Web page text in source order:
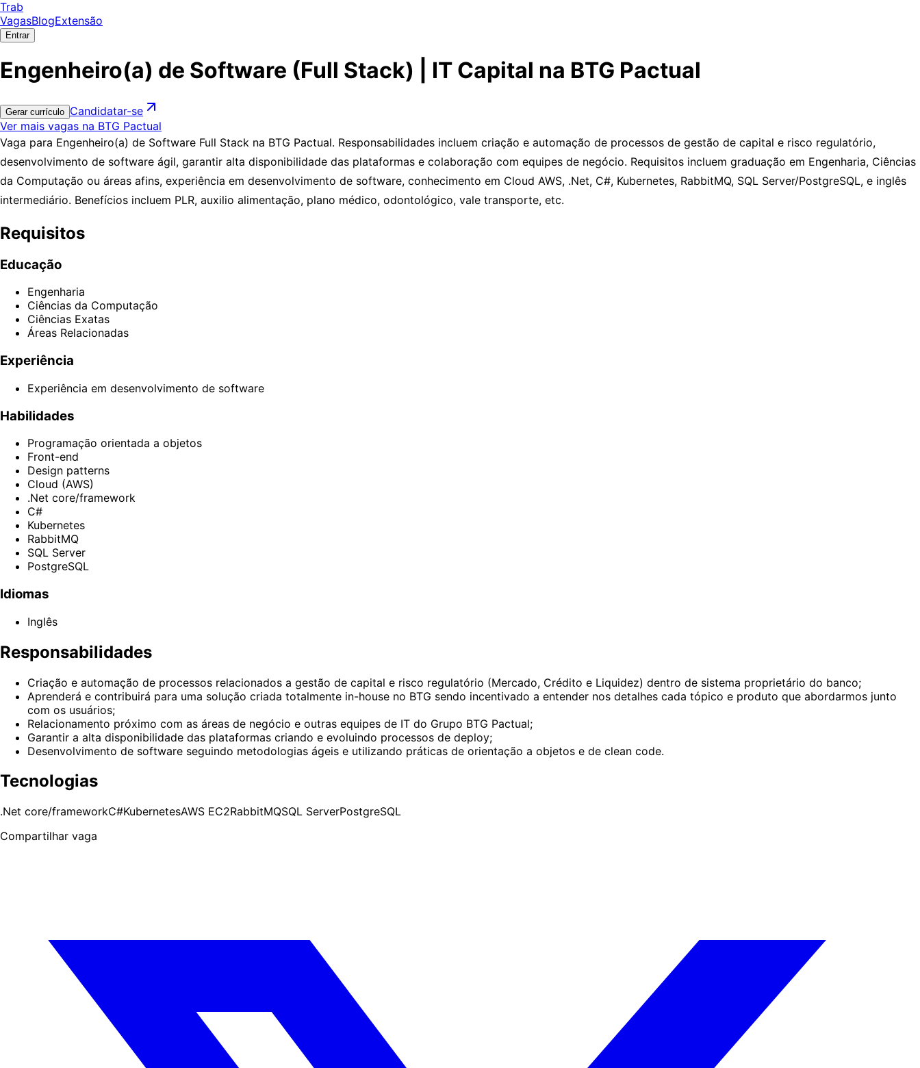
Trab
VagasBlogExtensão
Entrar
Engenheiro(a) de Software (Full Stack) | IT Capital na BTG Pactual
Gerar currículo Candidatar-se
Ver mais vagas na BTG Pactual
Vaga para Engenheiro(a) de Software Full Stack na BTG Pactual. Responsabilidades incluem criação e automação de processos de gestão de capital e risco regulatório,
desenvolvimento de software ágil, garantir alta disponibilidade das plataformas e colaboração com equipes de negócio. Requisitos incluem graduação em Engenharia, Ciências
da Computação ou áreas afins, experiência em desenvolvimento de software, conhecimento em Cloud AWS, .Net, C#, Kubernetes, RabbitMQ, SQL Server/PostgreSQL, e inglês
intermediário. Benefícios incluem PLR, auxilio alimentação, plano médico, odontológico, vale transporte, etc.
Requisitos
Educação
Engenharia
Ciências da Computação
Ciências Exatas
Áreas Relacionadas
Experiência
Experiência em desenvolvimento de software
Habilidades
Programação orientada a objetos
Front-end
Design patterns
Cloud (AWS)
.Net core/framework
C#
Kubernetes
RabbitMQ
SQL Server
PostgreSQL
Idiomas
Inglês
Responsabilidades
Criação e automação de processos relacionados a gestão de capital e risco regulatório (Mercado, Crédito e Liquidez) dentro de sistema proprietário do banco;
Aprenderá e contribuirá para uma solução criada totalmente in-house no BTG sendo incentivado a entender nos detalhes cada tópico e produto que abordarmos junto
com os usuários;
Relacionamento próximo com as áreas de negócio e outras equipes de IT do Grupo BTG Pactual;
Garantir a alta disponibilidade das plataformas criando e evoluindo processos de deploy;
Desenvolvimento de software seguindo metodologias ágeis e utilizando práticas de orientação a objetos e de clean code.
Tecnologias
.Net core/frameworkC#KubernetesAWS EC2RabbitMQSQL ServerPostgreSQL
Compartilhar vaga